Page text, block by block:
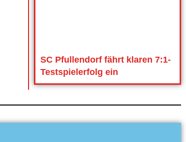
SC Pfullendorf fährt klaren 7:1-
Testspielerfolg ein